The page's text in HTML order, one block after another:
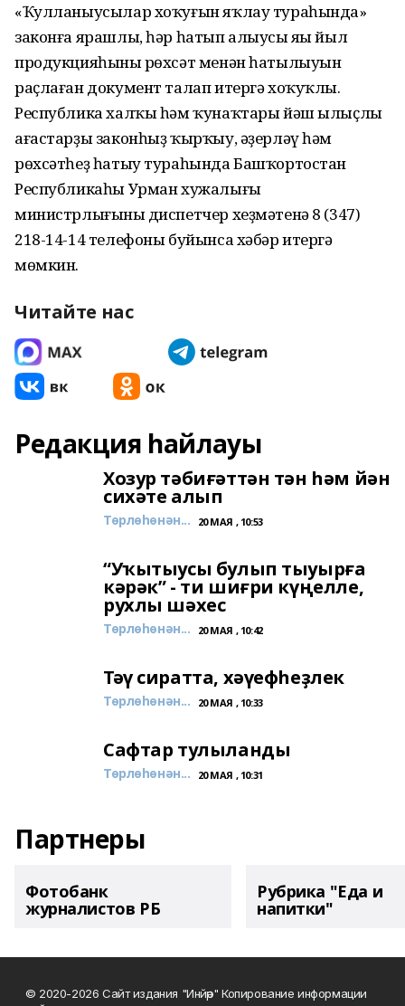
«Ҡулланыусылар хоҡуғын яҡлау тураһында»
законға ярашлы, һәр һатып алыусы яңы йыл
продукцияһының рөхсәт менән һатылыуын
раҫлаған документ талап итергә хоҡуҡлы.
Республика халҡы һәм ҡунаҡтары йәш ылыҫлы
ағастарҙы законһыҙ ҡырҡыу, әҙерләү һәм
рөхсәтһеҙ һатыу тураһында Башҡортостан
Республикаһы Урман хужалығы
министрлығының диспетчер хеҙмәтенә 8 (347)
218-14-14 телефоны буйынса хәбәр итергә
мөмкин.
Читайте нас
Редакция һайлауы
Хозур тәбиғәттән тән һәм йән
сихәте алып
Төрлөһөнән... 20 МАЯ , 10:53
“Уҡытыусы булып тыуырға
кәрәк” - ти шиғри күңелле,
рухлы шәхес
Төрлөһөнән... 20 МАЯ , 10:42
Тәү сиратта, хәүефһеҙлек
Төрлөһөнән... 20 МАЯ , 10:33
Сафтар тулыланды
Төрлөһөнән... 20 МАЯ , 10:31
Партнеры
Фотобанк
журналистов РБ
Рубрика "Еда и
напитки"
© 2020-2026 Сайт издания "Инйәр" Копирование информации